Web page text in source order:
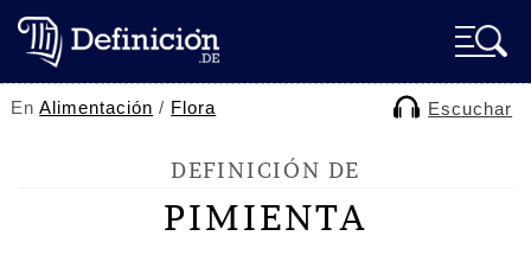
EnAlimentación / Flora Escuchar
DEFINICIÓN DE
PIMIENTA